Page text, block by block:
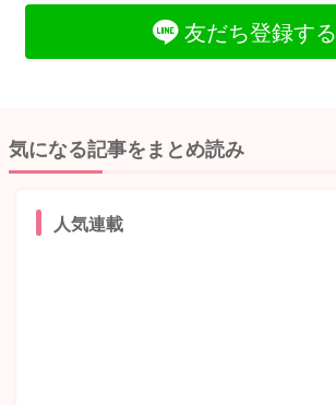
友だち登録する
気になる記事をまとめ読み
人気連載